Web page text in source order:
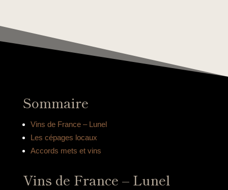
Sommaire
Vins de France – Lunel
Les cépages locaux
Accords mets et vins
Vins de France – Lunel